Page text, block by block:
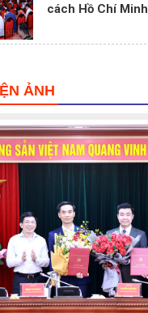
cách Hồ Chí Minh
ẢNH